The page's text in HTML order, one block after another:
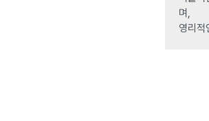
며,
영리적